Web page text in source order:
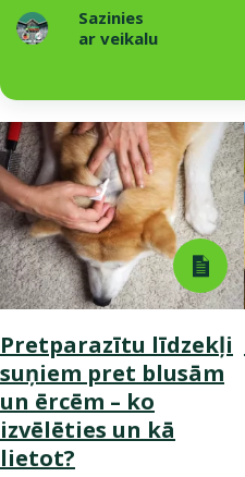
Sazinies
ar veikalu
Pretparazītu līdzekļi
suņiem pret blusām
un ērcēm – ko
izvēlēties un kā
lietot?